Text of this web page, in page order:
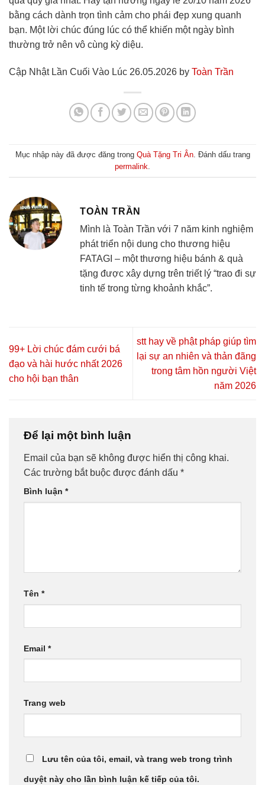
bằng cách dành trọn tình cảm cho phái đẹp xung quanh
bạn. Một lời chúc đúng lúc có thể khiến một ngày bình
thường trở nên vô cùng kỳ diệu.
Cập Nhật Lần Cuối Vào Lúc 26.05.2026 by Toàn Trần
Mục nhập này đã được đăng trong Quà Tặng Tri Ân. Đánh dấu trang
permalink
TOÀN TRẦN
Mình là Toàn Trần với 7 năm kinh nghiệm
phát triển nội dung cho thương hiệu
FATAGI – một thương hiệu bánh & quà
tặng được xây dựng trên triết lý “trao đi sự
tinh tế trong từng khoảnh khắc”.
99+ Lời chúc đám cưới bá
đạo và hài hước nhất 2026
cho hội bạn thân
stt hay về phật pháp giúp tìm
lại sự an nhiên và thản đãng
trong tâm hồn người Việt
năm 2026
Để lại một bình luận
Email của bạn sẽ không được hiển thị công khai.
Các trường bắt buộc được đánh dấu *
Bình luận *
Tên *
Email *
Trang web
Lưu tên của tôi, email, và trang web trong trình
duyệt này cho lần bình luận kế tiếp của tôi.